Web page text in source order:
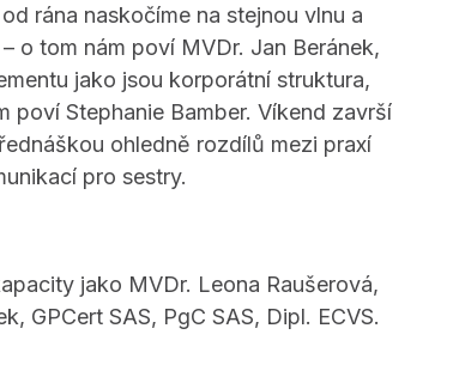
rána naskočíme na stejnou vlnu a
o tom nám poví MVDr. Jan Beránek,
jako jsou korporátní struktura,
poví Stephanie Bamber. Víkend završí
ohledně rozdílů mezi praxí
pro sestry.
jako MVDr. Leona Raušerová,
GPCert SAS, PgC SAS, Dipl. ECVS.